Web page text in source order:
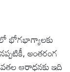
భోగభాగ్యాలకు
అంతరంగ
ఆరాధనకు ఇది